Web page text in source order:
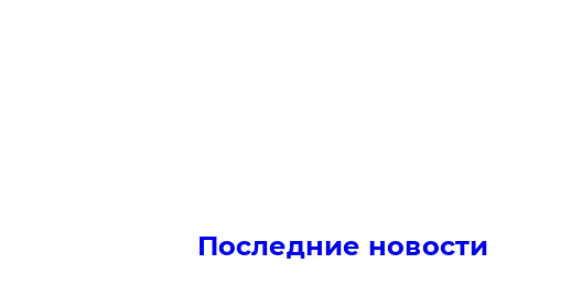
Последние новости